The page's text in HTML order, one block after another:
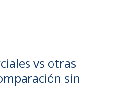
vs otras
sin